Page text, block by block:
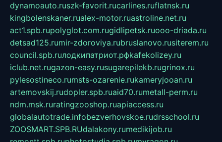
dynamoauto.ruszk-favorit.rucarlines.ruflatnsk.ru
kingbolenskaner.rualex-motor.ruastroline.net.ru
act1.spb.rupolyglot.com.rugidlipetsk.ruooo-driada.ru
detsad125.rumir-zdoroviya.rubruslanovo.rusiterem.ru
council.spb.ruлодкипатриот.рфkafekolizey.ru
iclub.net.rugazon-easy.rusugarepilekb.rugrinox.ru
pylesostineco.rumsts-ozarenie.rukameryjooan.ru
artemovskij.rudopler.spb.ruaid70.rumetall-perm.ru
ndm.msk.ruratingzooshop.ruapiaccess.ru
globalautotrade.infobezverhovskoe.rudrsschool.ru
ZOOSMART.SPB.RUdalakony.rumedikijob.ru